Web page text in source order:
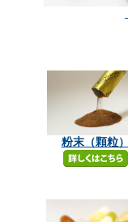
粉末（顆粒）